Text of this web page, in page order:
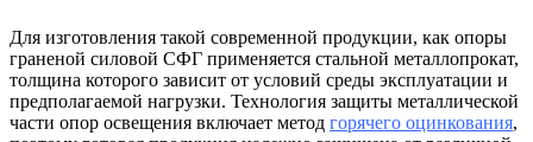
Для изготовления такой современной продукции, как опоры
граненой силовой СФГ применяется стальной металлопрокат,
толщина которого зависит от условий среды эксплуатации и
предполагаемой нагрузки. Технология защиты металлической
части опор освещения включает метод горячего оцинкования,